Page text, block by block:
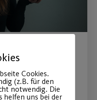
– der
Cookies.
(z.B. für den
notwendig. Die
helfen uns bei der